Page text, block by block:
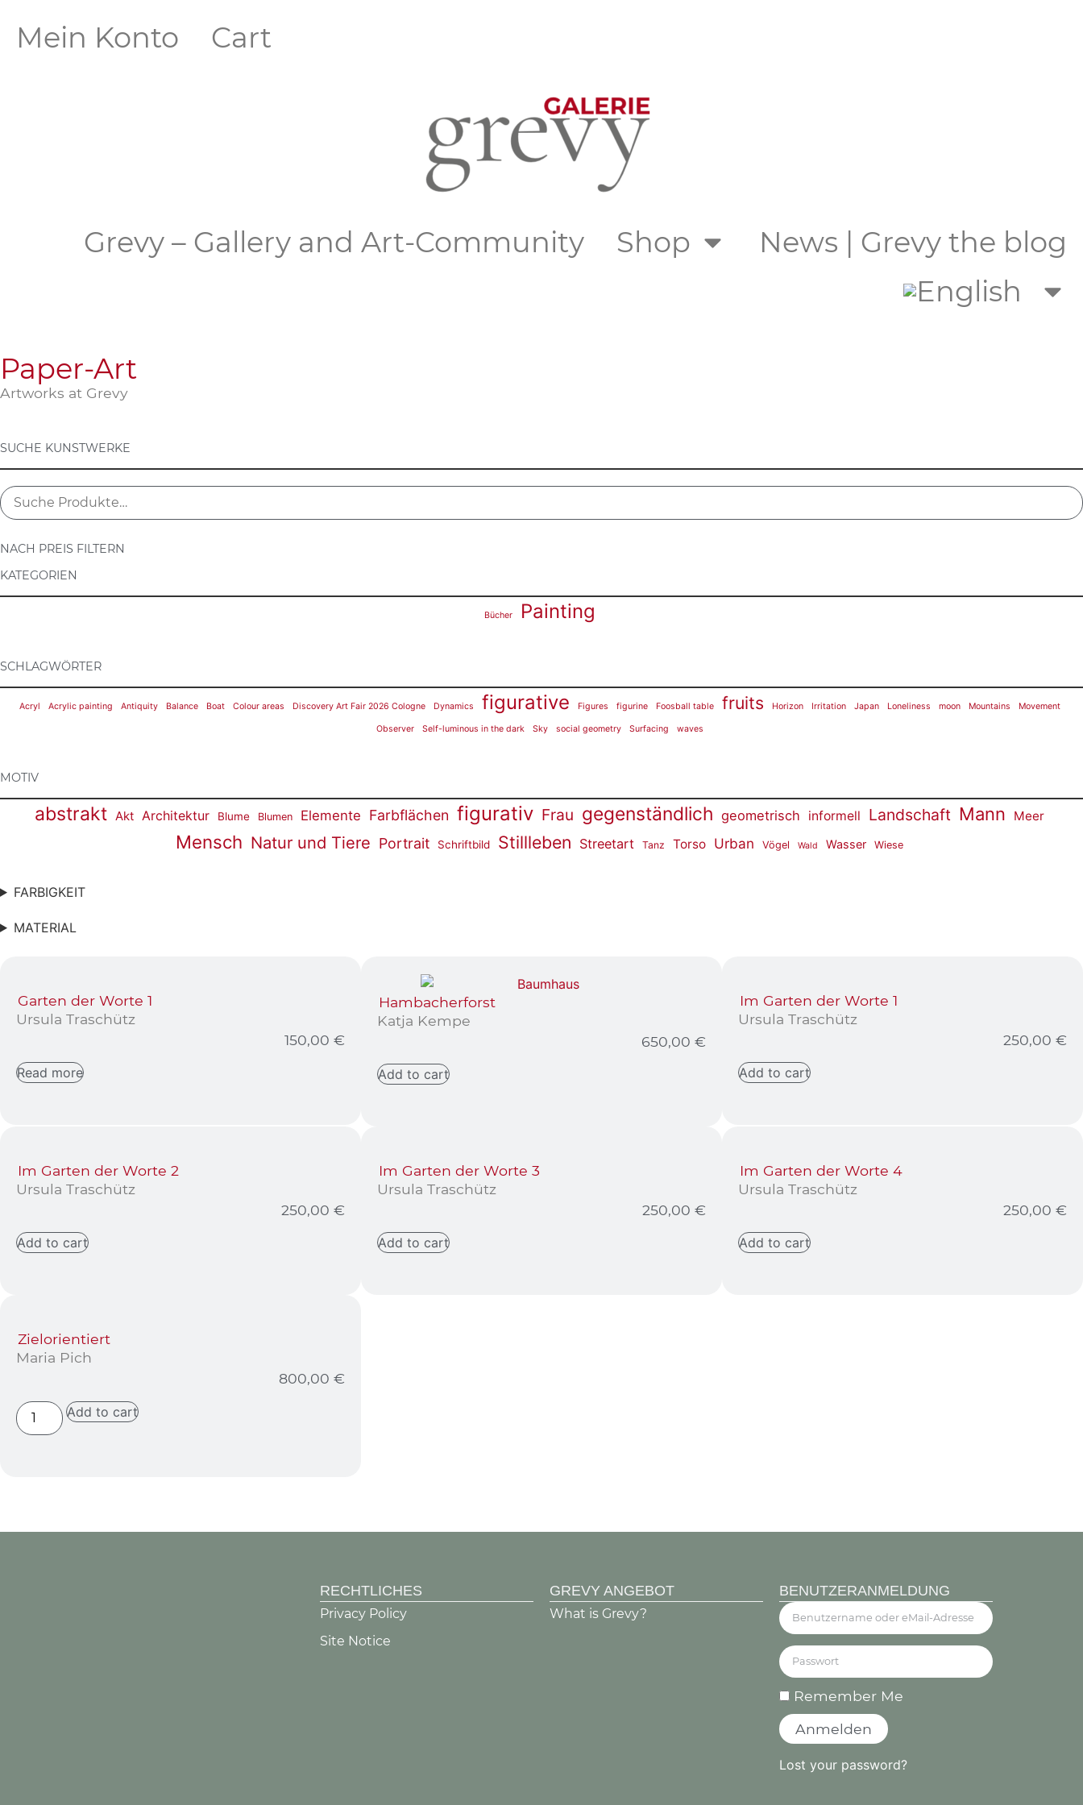
Mein Konto Cart
Grevy – Gallery and Art-Community Shop News | Grevy the blog
Paper-Art
Artworks at Grevy
SUCHE KUNSTWERKE
NACH PREIS FILTERN
KATEGORIEN
Bücher Painting
SCHLAGWÖRTER
Acryl Acrylic painting Antiquity Balance Boat Colour areas Discovery Art Fair 2026 Cologne Dynamics figurative Figures figurine Foosball table fruits Horizon Irritation Japan Loneliness moon Mountains Movement
Observer Self-luminous in the dark Sky social geometry Surfacing waves
MOTIV
abstrakt Akt Architektur Blume Blumen Elemente Farbflächen figurativ Frau gegenständlich geometrisch informell Landschaft Mann Meer
Mensch Natur und Tiere Portrait Schriftbild Stillleben Streetart Tanz Torso Urban Vögel Wald Wasser Wiese
FARBIGKEIT
MATERIAL
Garten der Worte 1
Ursula Traschütz
150,00 €
Read more
Hambacherforst
Katja Kempe
650,00 €
Add to cart
Im Garten der Worte 1
Ursula Traschütz
250,00 €
Add to cart
Im Garten der Worte 2
Ursula Traschütz
250,00 €
Add to cart
Im Garten der Worte 3
Ursula Traschütz
250,00 €
Add to cart
Im Garten der Worte 4
Ursula Traschütz
250,00 €
Add to cart
Zielorientiert
Maria Pich
800,00 €
Add to cart
RECHTLICHES
Privacy Policy
Site Notice
GREVY ANGEBOT
What is Grevy?
BENUTZERANMELDUNG
Remember Me
Anmelden
Lost your password?